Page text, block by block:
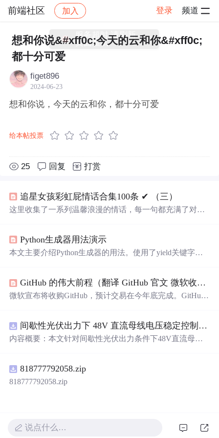
前端社区 加入 登录 频道
社区 前端社区 感慨 帖子详情
想和你说&#xff0c;今天的云和你&#xff0c;
都十分可爱
figet896
2024-06-23
想和你说，今天的云和你，都十分可爱
给本帖投票
25 回复 打赏
追星女孩彩虹屁情话合集100条 ✔︎ （三）
这里收集了一系列温馨浪漫的情话，每一句都充满了对爱
Python生成器用法演示
本文主要介绍Python生成器的用法。使用了yield关键字的
和生成器函数，并通过代码演示了用这两种方式实现文本
逐字输出的打字效果。
GitHub 的伟大前程（翻译 GitHub 官文 微软收购GitHub）
微软宣布将收购GitHub，预计交易在今年底完成。GitHub
间歇性光伏出力下 48V 直流母线电压稳定控制及储能双向充放电闭环调控体系研究（Simulink仿真实现）
内容概要：本文针对间歇性光伏出力条件下48V直流母线
含光伏阵列、Boost型DC-DC变换器、双向DC-DC变换器
与锂离子电池储能系统的完整拓扑结构，结合光伏最大功
定。在Simulink环境中搭建全系统仿真模型，验证了控制策
818777792058.zip
818777792058.zip
说点什么…
服务超时,请刷新
页面重试